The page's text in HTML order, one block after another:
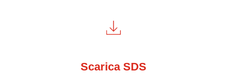
Scarica SDS